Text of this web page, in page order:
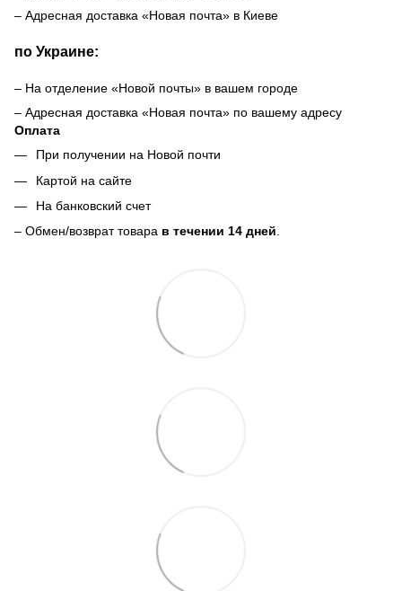
– Адресная доставка «Новая почта» в Киеве
по Украине:
– На отделение «Новой почты» в вашем городе
– Адресная доставка «Новая почта» по вашему адресу
Оплата
При получении на Новой почти
Картой на сайте
На банковский счет
– Обмен/возврат товара в течении 14 дней.